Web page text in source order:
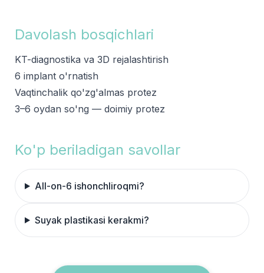
Davolash bosqichlari
KT-diagnostika va 3D rejalashtirish
6 implant o'rnatish
Vaqtinchalik qo'zg'almas protez
3–6 oydan so'ng — doimiy protez
Ko'p beriladigan savollar
All-on-6 ishonchliroqmi?
Suyak plastikasi kerakmi?